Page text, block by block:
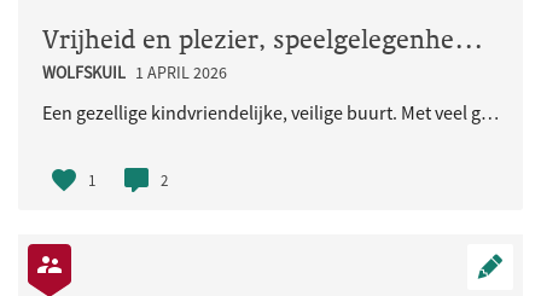
Vrijheid en plezier, speelgelegenheid voor de kinderen en iedereen
WOLFSKUIL 1 APRIL 2026
Een gezellige kindvriendelijke, veilige buurt. Met veel groen en natuurlijke speelaangelegenheden...
1 2